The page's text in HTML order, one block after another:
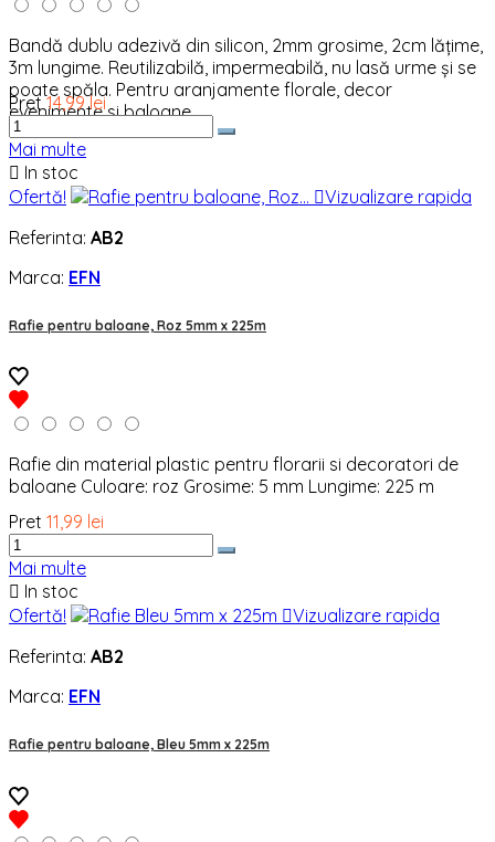
Bandă dublu adezivă din silicon, 2mm grosime, 2cm lățime,
3m lungime. Reutilizabilă, impermeabilă, nu lasă urme și se
poate spăla. Pentru aranjamente florale, decor
evenimente si baloane.
Pret 14,99 lei
Mai multe
 In stoc
Ofertă!
Vizualizare rapida
Referinta: AB2
Marca: EFN
Rafie pentru baloane, Roz 5mm x 225m
Rafie din material plastic pentru florarii si decoratori de
baloane Culoare: roz Grosime: 5 mm Lungime: 225 m
Pret 11,99 lei
Mai multe
 In stoc
Ofertă!
Vizualizare rapida
Referinta: AB2
Marca: EFN
Rafie pentru baloane, Bleu 5mm x 225m